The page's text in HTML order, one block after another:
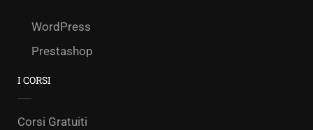
WordPress
Prestashop
I CORSI
Corsi Gratuiti